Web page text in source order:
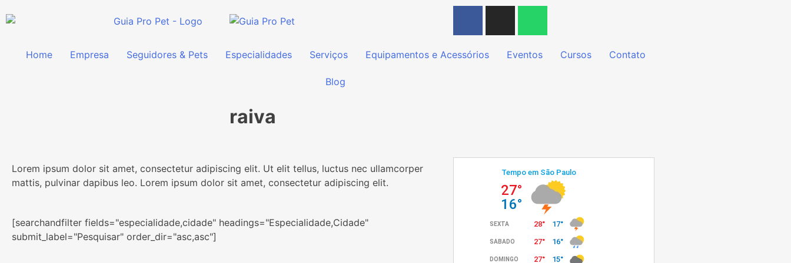
Home Empresa Seguidores & Pets Especialidades Serviços Equipamentos e Acessórios Eventos Cursos Contato
Blog
raiva
Lorem ipsum dolor sit amet, consectetur adipiscing elit. Ut elit tellus, luctus nec ullamcorper
mattis, pulvinar dapibus leo. Lorem ipsum dolor sit amet, consectetur adipiscing elit.
[searchandfilter fields="especialidade,cidade" headings="Especialidade,Cidade"
submit_label="Pesquisar" order_dir="asc,asc"]